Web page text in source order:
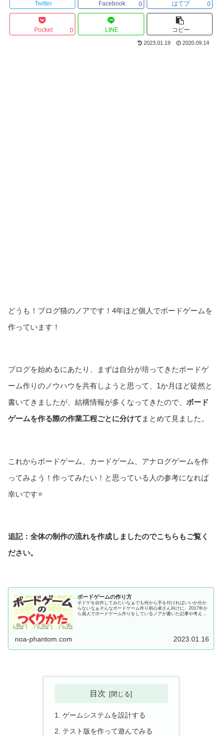
Twitter Facebook 0 はてブ 0
Pocket 0 LINE コピー
2023.01.19 2020.09.14
どうも！ブログ猫のノアです！4年ほど個人でボードゲームを
作っています！
ブログを始めるにあたり、まずは自分が培ってきたボードゲ
ーム作りのノウハウを共有しようと思って、1か月ほど徒然と
書いてきましたが、結構情報が多くなってきたので、 ボード
ゲームを作る際の作業工程ごとに分けて まとめて見ました。
これからボードゲーム、カードゲーム、アナログゲームを作
ってみよう！作ってみたい！と思っている人の参考になれば
幸いです⭐
追記：全体の制作の流れを作成しましたのでこちらもご覧く
ださい。
ボードゲームの作り方
ボドゲを自作してみたいなぁでも何から手を付ければいいか分か
らないなぁそんなボードゲーム作り初心者さん向けに、2017年か
ら個人でボードゲーム作りをしているノアが書いた記事や考え方
noa-phantom.com 2023.01.16
目次
ゲームシステムを設計する
テスト版を作って遊んでみる